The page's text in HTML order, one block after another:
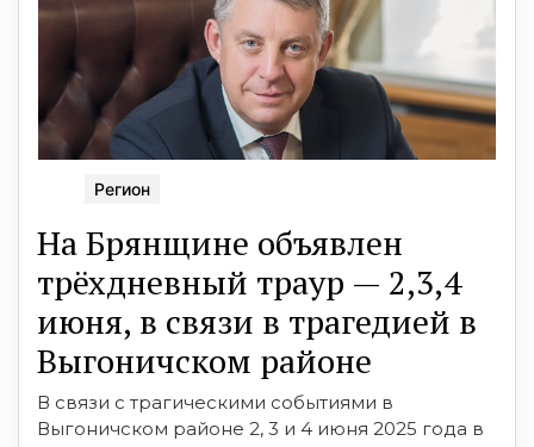
Регион
На Брянщине объявлен
трёхдневный траур — 2,3,4
июня, в связи в трагедией в
Выгоничском районе
В связи с трагическими событиями в
Выгоничском районе 2, 3 и 4 июня 2025 года в